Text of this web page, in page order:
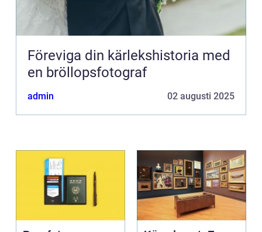
Föreviga din kärlekshistoria med
en bröllopsfotograf
admin 02 augusti 2025